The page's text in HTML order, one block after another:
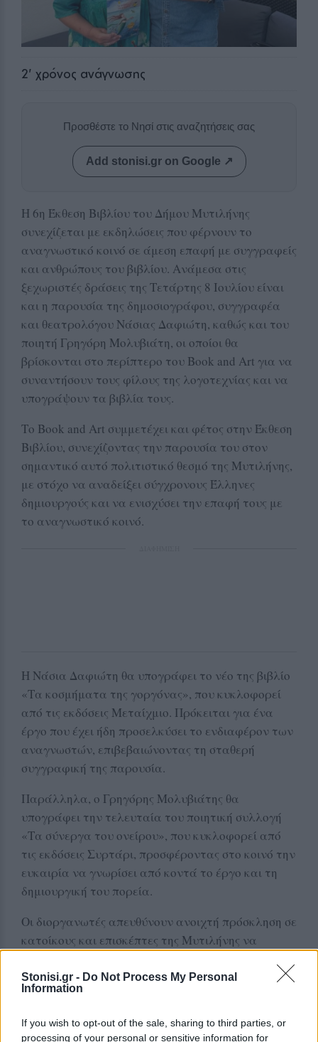
Stonisi.gr - Do Not Process My Personal
Information
If you wish to opt-out of the sale, sharing to third parties, or
processing of your personal or sensitive information for
2' χρόνος ανάγνωσης
Προσθέστε το Νησί στις αναζητήσεις σας
Add stonisi.gr on Google ↗
Η 6η Έκθεση Βιβλίου του Δήμου Μυτιλήνης
συνεχίζεται με εκδηλώσεις που φέρνουν το
αναγνωστικό κοινό σε άμεση επαφή με συγγραφείς
και ανθρώπους του βιβλίου. Ανάμεσα στις
ξεχωριστές δράσεις της Τετάρτης 8 Ιουλίου είναι
και η παρουσία της δημοσιογράφου, συγγραφέα
και θεατρολόγου Νάσιας Δαφιώτη, καθώς και του
ποιητή Γρηγόρη Μολυβιάτη, οι οποίοι θα
βρίσκονται στο περίπτερο του Book and Art για να
συναντήσουν τους φίλους της λογοτεχνίας και να
υπογράψουν τα βιβλία τους.
Το Book and Art συμμετέχει και φέτος στην Έκθεση
Βιβλίου, συνεχίζοντας την παρουσία του στον
σημαντικό αυτό πολιτιστικό θεσμό της Μυτιλήνης,
με στόχο να αναδείξει σύγχρονους Έλληνες
δημιουργούς και να ενισχύσει την επαφή τους με
το αναγνωστικό κοινό.
Η Νάσια Δαφιώτη θα υπογράφει το νέο της βιβλίο
«Τα κοσμήματα της γοργόνας», που κυκλοφορεί
από τις εκδόσεις Μεταίχμιο. Πρόκειται για ένα
έργο που έχει ήδη προσελκύσει το ενδιαφέρον των
αναγνωστών, επιβεβαιώνοντας τη σταθερή
συγγραφική της παρουσία.
Παράλληλα, ο Γρηγόρης Μολυβιάτης θα
υπογράφει την τελευταία του ποιητική συλλογή
«Τα σύνεργα του ονείρου», που κυκλοφορεί από
τις εκδόσεις Συρτάρι, προσφέροντας στο κοινό την
ευκαιρία να γνωρίσει από κοντά το έργο και τη
δημιουργική του πορεία.
Οι διοργανωτές απευθύνουν ανοιχτή πρόσκληση σε
κατοίκους και επισκέπτες της Μυτιλήνης να
συνομιλήσουν με τους δύο δημιουργούς και να
αποκτήσουν υπογεγραμμένα αντίτυπα των
αποτελέσει έναν ακόμη ζωντανό σταθμό στο